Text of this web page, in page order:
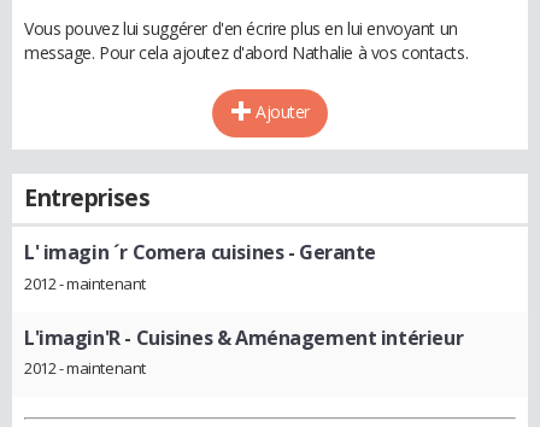
Vous pouvez lui suggérer d'en écrire plus en lui envoyant un
message. Pour cela ajoutez d'abord Nathalie à vos contacts.
Ajouter
Entreprises
L' imagin ´r Comera cuisines- Gerante
2012 - maintenant
L'imagin'R- Cuisines & Aménagement intérieur
2012 - maintenant